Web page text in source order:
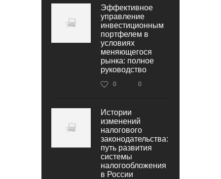
Эффективное
управление
инвестиционным
портфелем в
условиях
меняющегося
рынка: полное
руководство
0 0
Истории
изменений
налогового
законодательства:
путь развития
системы
налогообложения
в России